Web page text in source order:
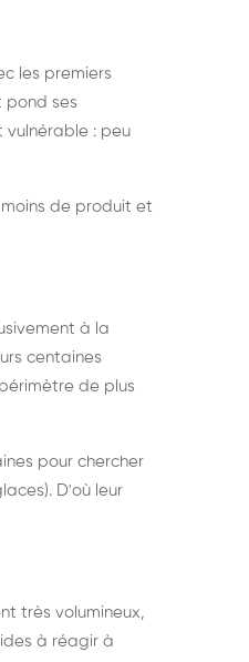
les premiers
pond ses
vulnérable : peu
de produit et
à la
centaines
de plus
pour chercher
D'où leur
très volumineux,
à réagir à